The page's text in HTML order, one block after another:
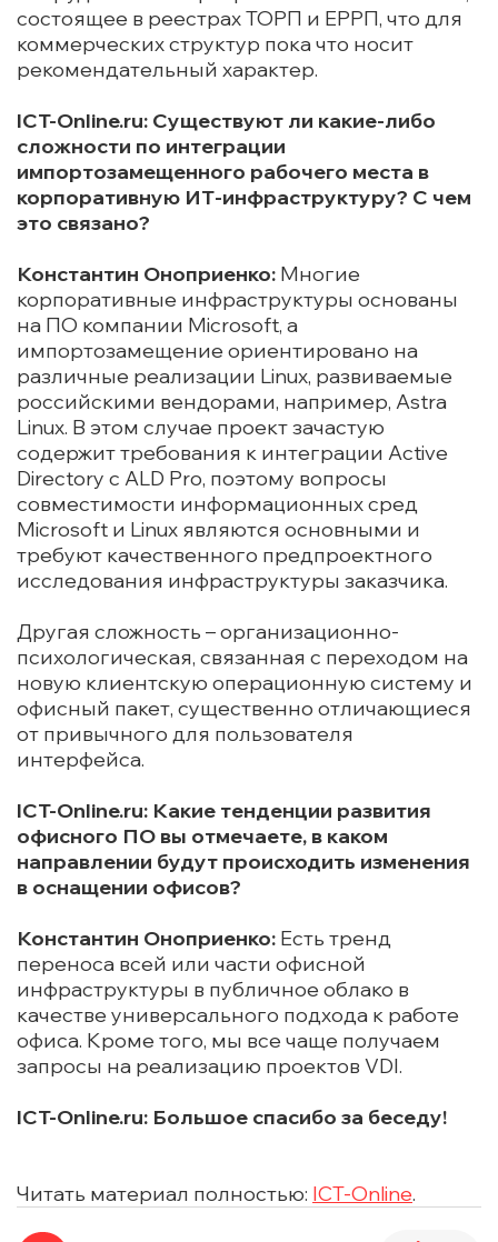
состоящее в реестрах ТОРП и ЕРРП, что для
коммерческих структур пока что носит
рекомендательный характер.
ICT-Online.ru: Существуют ли какие-либо
сложности по интеграции
импортозамещенного рабочего места в
корпоративную ИТ-инфраструктуру? С чем
это связано?
Константин Оноприенко: Многие
корпоративные инфраструктуры основаны
на ПО компании Microsoft, а
импортозамещение ориентировано на
различные реализации Linux, развиваемые
российскими вендорами, например, Astra
Linux. В этом случае проект зачастую
содержит требования к интеграции Active
Directory с ALD Pro, поэтому вопросы
совместимости информационных сред
Microsoft и Linux являются основными и
требуют качественного предпроектного
исследования инфраструктуры заказчика.
Другая сложность – организационно-
психологическая, связанная с переходом на
новую клиентскую операционную систему и
офисный пакет, существенно отличающиеся
от привычного для пользователя
интерфейса.
ICT-Online.ru: Какие тенденции развития
офисного ПО вы отмечаете, в каком
направлении будут происходить изменения
в оснащении офисов?
Константин Оноприенко: Есть тренд
переноса всей или части офисной
инфраструктуры в публичное облако в
качестве универсального подхода к работе
офиса. Кроме того, мы все чаще получаем
запросы на реализацию проектов VDI.
ICT-Online.ru: Большое спасибо за беседу!
Читать материал полностью: ICT-Online.